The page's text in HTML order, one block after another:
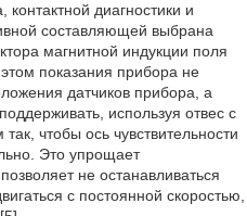
диагностики и
составляющей выбрана
магнитной индукции поля
показания прибора не
датчиков прибора, а
используя отвес с
чтобы ось чувствительности
Это упрощает
не останавливаться
с постоянной скоростью,